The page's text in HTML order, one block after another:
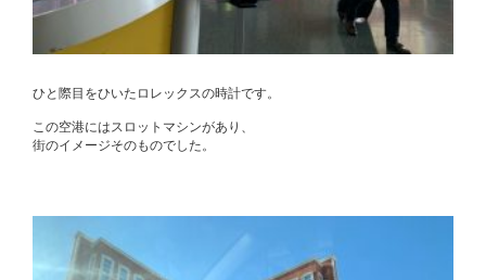
ひと際目をひいたロレックスの時計です。
この空港にはスロットマシンがあり、
街のイメージそのものでした。